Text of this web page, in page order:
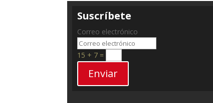
Suscríbete
Correo electrónico
15 + 7 =
Enviar